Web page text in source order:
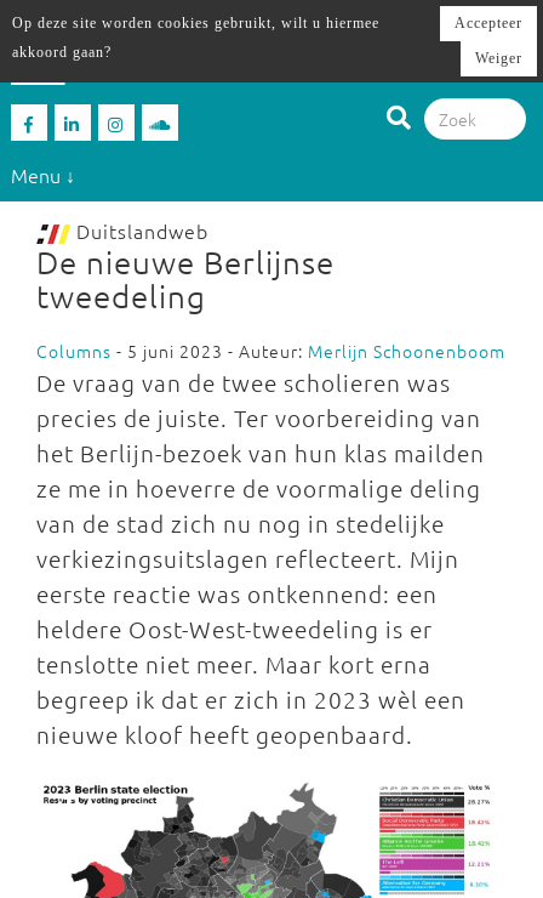
Menu ↓
Duitslandweb
De nieuwe Berlijnse
tweedeling
Columns - 5 juni 2023 - Auteur: Merlijn Schoonenboom
De vraag van de twee scholieren was
precies de juiste. Ter voorbereiding van
het Berlijn-bezoek van hun klas mailden
ze me in hoeverre de voormalige deling
van de stad zich nu nog in stedelijke
verkiezingsuitslagen reflecteert. Mijn
eerste reactie was ontkennend: een
heldere Oost-West-tweedeling is er
tenslotte niet meer. Maar kort erna
begreep ik dat er zich in 2023 wèl een
nieuwe kloof heeft geopenbaard.
Op deze site worden cookies gebruikt, wilt u hiermee
akkoord gaan?
Accepteer
Weiger